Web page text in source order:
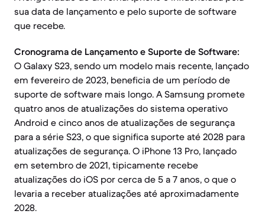
sua data de lançamento e pelo suporte de software
que recebe.
Cronograma de Lançamento e Suporte de Software:
O Galaxy S23, sendo um modelo mais recente, lançado
em fevereiro de 2023, beneficia de um período de
suporte de software mais longo. A Samsung promete
quatro anos de atualizações do sistema operativo
Android e cinco anos de atualizações de segurança
para a série S23, o que significa suporte até 2028 para
atualizações de segurança. O iPhone 13 Pro, lançado
em setembro de 2021, tipicamente recebe
atualizações do iOS por cerca de 5 a 7 anos, o que o
levaria a receber atualizações até aproximadamente
2028.